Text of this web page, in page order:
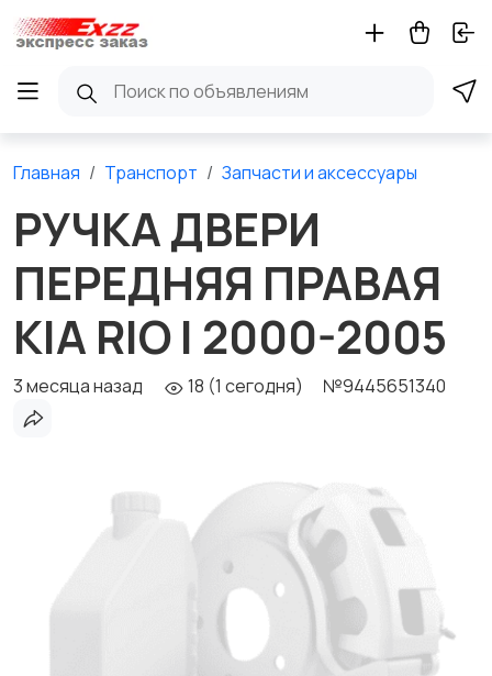
Главная Транспорт Запчасти и аксессуары
РУЧКА ДВЕРИ
ПЕРЕДНЯЯ ПРАВАЯ
KIA RIO I 2000-2005
3 месяца назад 18 (1 сегодня) №9445651340